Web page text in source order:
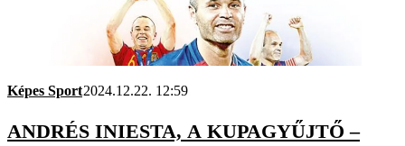
Képes Sport2024.12.22. 12:59
ANDRÉS INIESTA, A KUPAGYŰJTŐ –